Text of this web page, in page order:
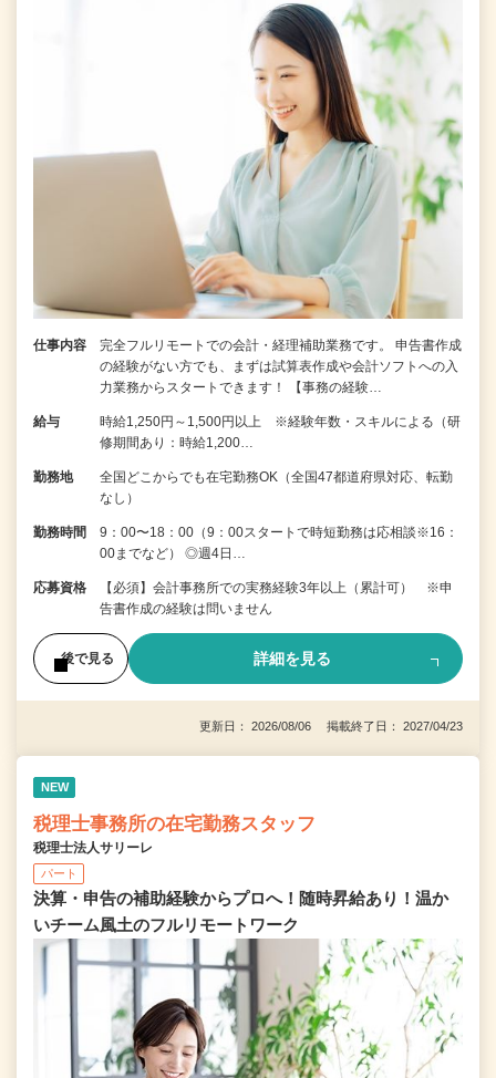
仕事内容
完全フルリモートでの会計・経理補助業務です。 申告書作成
の経験がない⽅でも、まずは試算表作成や会計ソフトへの⼊
⼒業務からスタートできます！ 【事務の経験…
給与
時給1,250円～1,500円以上 ※経験年数・スキルによる（研
修期間あり：時給1,200…
勤務地
全国どこからでも在宅勤務OK（全国47都道府県対応、転勤
なし）
勤務時間
9：00〜18：00（9：00スタートで時短勤務は応相談※16：
00までなど） ◎週4日…
応募資格
【必須】会計事務所での実務経験3年以上（累計可） ※申
告書作成の経験は問いません
後で見る 詳細を見る
更新日： 2026/08/06 掲載終了日： 2027/04/23
NEW
税理士事務所の在宅勤務スタッフ
税理士法人サリーレ
パート
決算・申告の補助経験からプロへ！随時昇給あり！温か
いチーム⾵⼟のフルリモートワーク